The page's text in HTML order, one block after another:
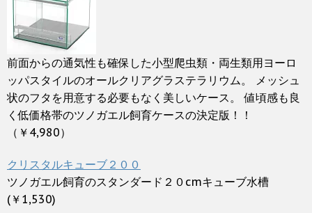
前面からの通気性も確保した小型爬虫類・両生類用ヨーロ
ッパスタイルのオールクリアグラステラリウム。 メッシュ
状のフタを用意する必要もなく美しいケース。 値頃感も良
く低価格帯のツノガエル飼育ケースの決定版！！
（￥4,980）
クリスタルキューブ２００
ツノガエル飼育のスタンダード２０cmキューブ水槽
(￥1,530)